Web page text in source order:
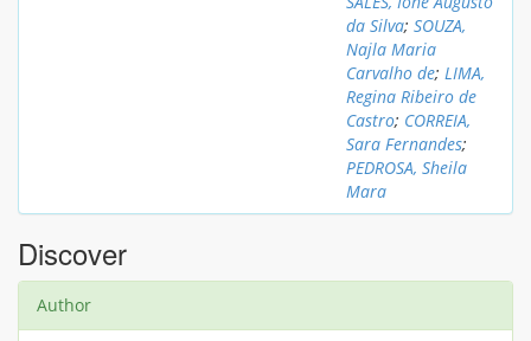
da Silva; SOUZA,
Najla Maria
Carvalho de; LIMA,
Regina Ribeiro de
Castro; CORREIA,
Sara Fernandes;
PEDROSA, Sheila
Mara
Discover
Author